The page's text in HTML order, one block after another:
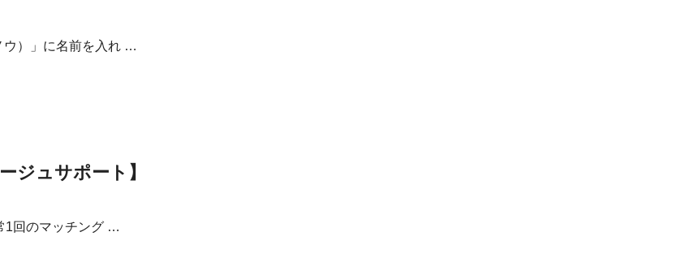
ウ）」に名前を入れ …
ジュサポート】
1回のマッチング …